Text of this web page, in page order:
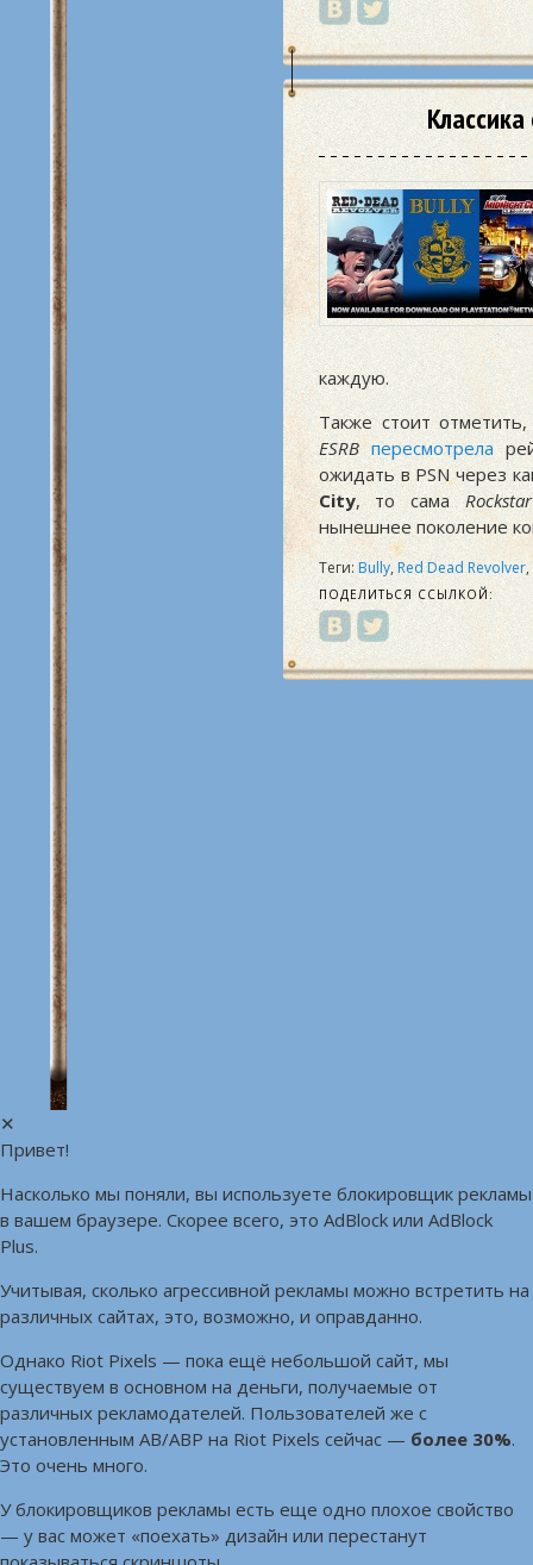
каждую.
Также стоит
ESRB пересмотрела
ожидать в PSN через
City, то самаRockstar
нынешнее поколение
Теги:Bully,Red Dead Revolver,
ПОДЕЛИТЬСЯ ССЫЛКОЙ:
✕
Привет!
Насколько мы поняли, вы используете блокировщик рекламы
в вашем браузере. Скорее всего, это AdBlock или AdBlock
Plus.
Учитывая, сколько агрессивной рекламы можно встретить на
различных сайтах, это, возможно, и оправданно.
Однако Riot Pixels — пока ещё небольшой сайт, мы
существуем в основном на деньги, получаемые от
различных рекламодателей. Пользователей же с
установленным AB/ABP на Riot Pixels сейчас — более 30%.
Это очень много.
У блокировщиков рекламы есть еще одно плохое свойство
— у вас может «поехать» дизайн или перестанут